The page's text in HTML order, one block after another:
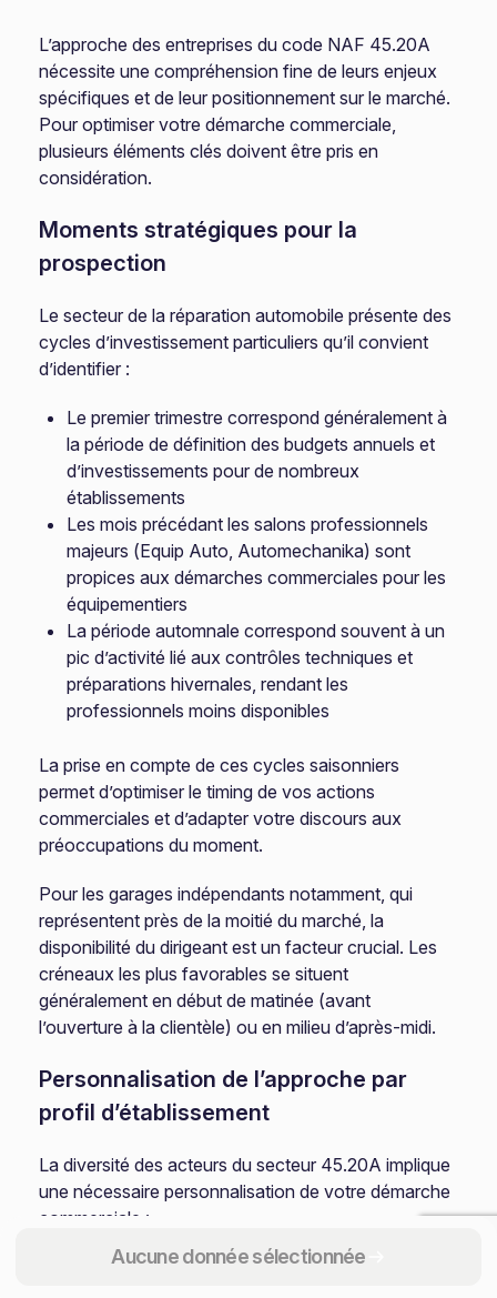
Aucune donnée sélectionnée
L’approche des entreprises du code NAF 45.20A
nécessite une compréhension fine de leurs enjeux
spécifiques et de leur positionnement sur le marché.
Pour optimiser votre démarche commerciale,
plusieurs éléments clés doivent être pris en
considération.
Moments stratégiques pour la
prospection
Le secteur de la réparation automobile présente des
cycles d’investissement particuliers qu’il convient
d’identifier :
Le premier trimestre correspond généralement à
la période de définition des budgets annuels et
d’investissements pour de nombreux
établissements
Les mois précédant les salons professionnels
majeurs (Equip Auto, Automechanika) sont
propices aux démarches commerciales pour les
équipementiers
La période automnale correspond souvent à un
pic d’activité lié aux contrôles techniques et
préparations hivernales, rendant les
professionnels moins disponibles
La prise en compte de ces cycles saisonniers
permet d’optimiser le timing de vos actions
commerciales et d’adapter votre discours aux
préoccupations du moment.
Pour les garages indépendants notamment, qui
représentent près de la moitié du marché, la
disponibilité du dirigeant est un facteur crucial. Les
créneaux les plus favorables se situent
généralement en début de matinée (avant
l’ouverture à la clientèle) ou en milieu d’après-midi.
Personnalisation de l’approche par
profil d’établissement
La diversité des acteurs du secteur 45.20A implique
une nécessaire personnalisation de votre démarche
commerciale :
Pour les réseaux constructeurs et franchisés,